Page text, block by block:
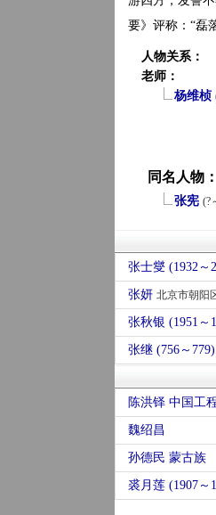
要》评称：“磊
人物关系：
老师：
杨维桢
同名人物：
张宪 (?
张士燮 (1932～
张妍 北京市朝阳
张秋银 (1951～
张继 (756～779)
陈洪铎 中国工
魏绍昌
孙德民 蒙古族
裘月莲 (1907～